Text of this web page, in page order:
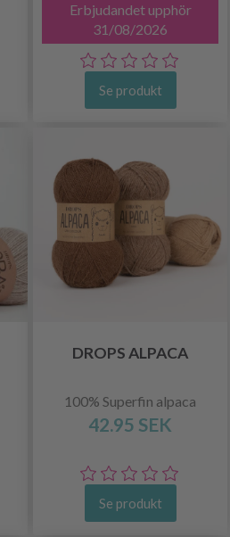
Erbjudandet upphör
31/08/2026
Se produkt
DROPS ALPACA
100% Superfin alpaca
42.95 SEK
Se produkt